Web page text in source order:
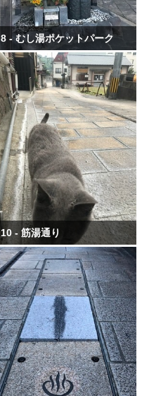
8 - むし湯ポケットパーク
10 - 筋湯通り